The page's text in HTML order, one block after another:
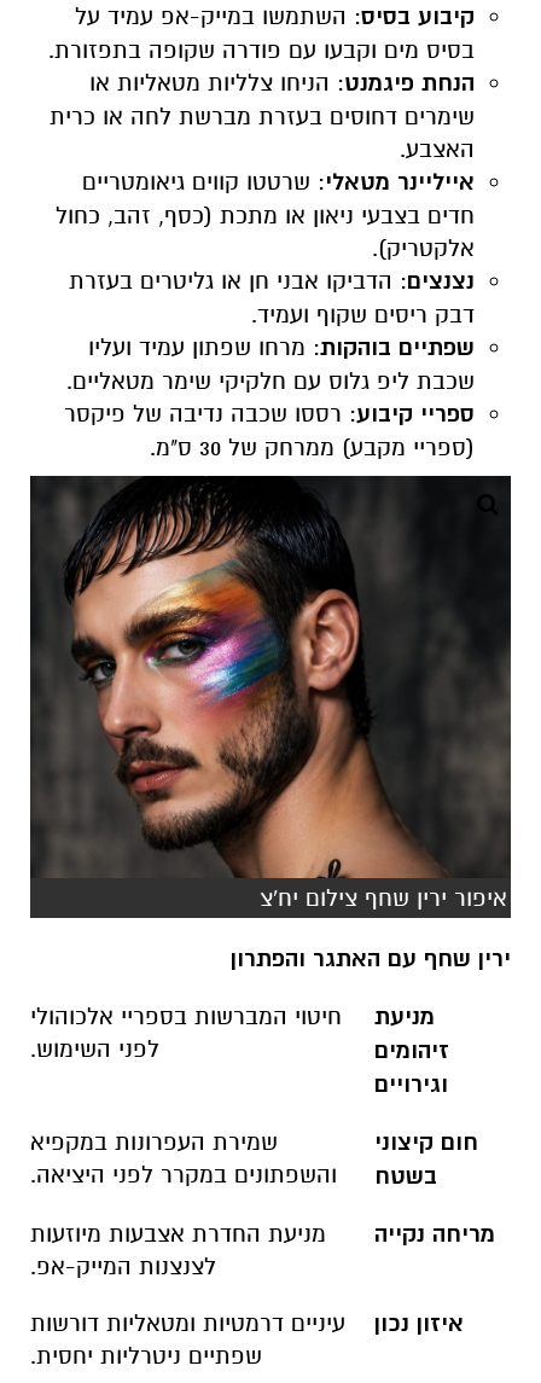
קיבוע בסיס: השתמשו במייק-אפ עמיד על
בסיס מים וקבעו עם פודרה שקופה בתפזורת.
הנחת פיגמנט: הניחו צלליות מטאליות או
שימרים דחוסים בעזרת מברשת לחה או כרית
האצבע.
אייליינר מטאלי: שרטטו קווים גיאומטריים
חדים בצבעי ניאון או מתכת (כסף, זהב, כחול
אלקטריק).
נצנצים: הדביקו אבני חן או גליטרים בעזרת
דבק ריסים שקוף ועמיד.
שפתיים בוהקות: מרחו שפתון עמיד ועליו
שכבת ליפ גלוס עם חלקיקי שימר מטאליים.
ספריי קיבוע: רססו שכבה נדיבה של פיקסר
(ספריי מקבע) ממרחק של 30 ס"מ.
איפור ירין שחף צילום יח'צ
ירין שחף עם האתגר והפתרון
מניעת
זיהומים
וגירויים
חיטוי המברשות בספריי אלכוהולי
לפני השימוש.
חום קיצוני
בשטח
שמירת העפרונות במקפיא
והשפתונים במקרר לפני היציאה.
מריחה נקייה
מניעת החדרת אצבעות מיוזעות
לצנצנות המייק-אפ.
איזון נכון
עיניים דרמטיות ומטאליות דורשות
שפתיים ניטרליות יחסית.